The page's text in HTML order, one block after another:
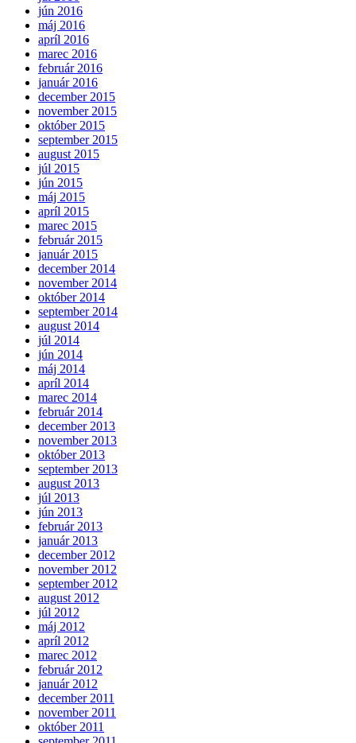
jún 2016
máj 2016
apríl 2016
marec 2016
február 2016
január 2016
december 2015
november 2015
október 2015
september 2015
august 2015
júl 2015
jún 2015
máj 2015
apríl 2015
marec 2015
február 2015
január 2015
december 2014
november 2014
október 2014
september 2014
august 2014
júl 2014
jún 2014
máj 2014
apríl 2014
marec 2014
február 2014
december 2013
november 2013
október 2013
september 2013
august 2013
júl 2013
jún 2013
február 2013
január 2013
december 2012
november 2012
september 2012
august 2012
júl 2012
máj 2012
apríl 2012
marec 2012
február 2012
január 2012
december 2011
november 2011
október 2011